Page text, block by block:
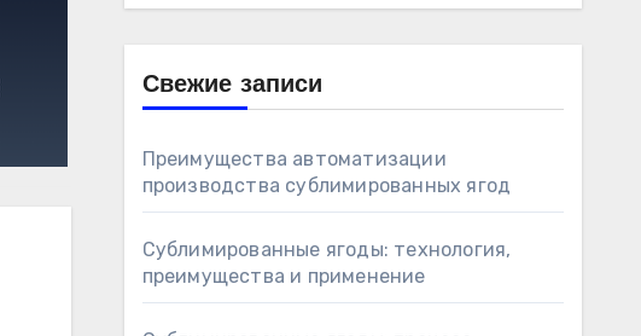
Свежие записи
Преимущества автоматизации
производства сублимированных ягод
Сублимированные ягоды: технология,
преимущества и применение